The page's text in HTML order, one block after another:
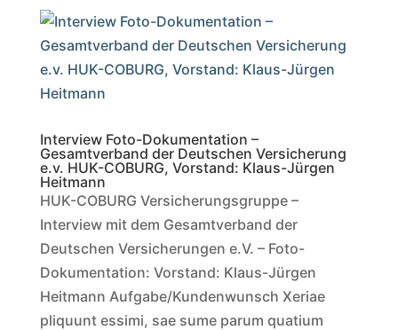
Interview Foto-Dokumentation –
Gesamtverband der Deutschen Versicherung
e.v. HUK-COBURG, Vorstand: Klaus-Jürgen
Heitmann
HUK-COBURG Versicherungsgruppe –
Interview mit dem Gesamtverband der
Deutschen Versicherungen e.V. – Foto-
Dokumentation: Vorstand: Klaus-Jürgen
Heitmann Aufgabe/Kundenwunsch Xeriae
pliquunt essimi, sae sume parum quatium